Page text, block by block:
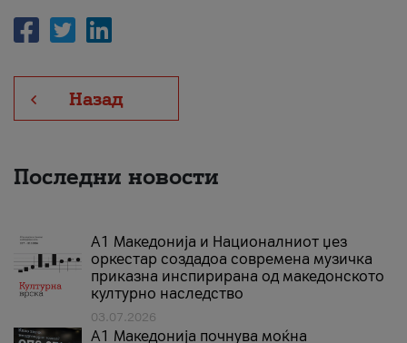
Назад
Последни новости
А1 Македонија и Националниот џез
оркестар создадоа современа музичка
приказна инспирирана од македонското
културно наследство
03.07.2026
A1 Македонија почнува моќна